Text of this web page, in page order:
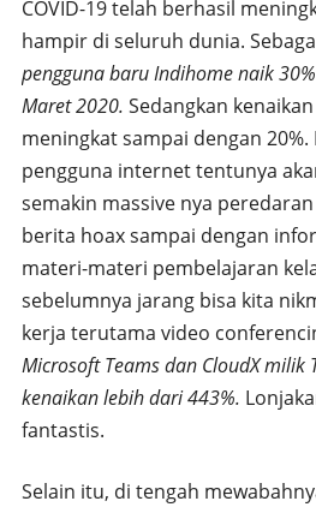
COVID-19 telah berhasil
hampir di seluruh dunia.
pengguna baru Indihome naik
Maret 2020. Sedangkan
meningkat sampai dengan
pengguna internet tentunya
semakin massive nya
berita hoax sampai dengan
materi-materi pembelajaran
sebelumnya jarang bisa kita
kerja terutama video
Microsoft Teams dan CloudX milik
kenaikan lebih dari 443%.
fantastis.
Selain itu, di tengah